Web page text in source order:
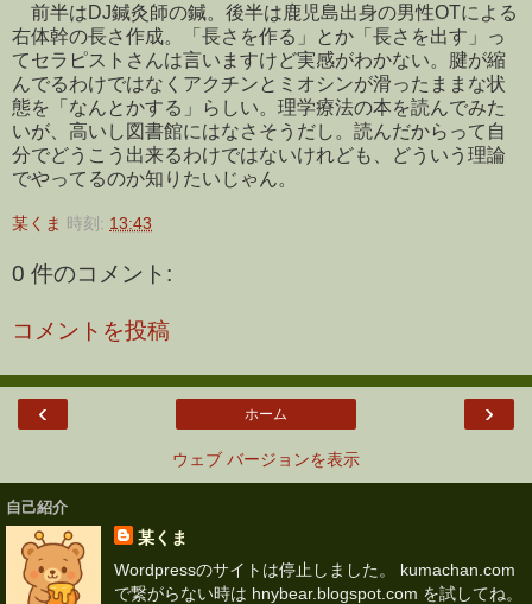
前半はDJ鍼灸師の鍼。後半は鹿児島出身の男性OTによる
右体幹の長さ作成。「長さを作る」とか「長さを出す」っ
てセラピストさんは言いますけど実感がわかない。腱が縮
んでるわけではなくアクチンとミオシンが滑ったままな状
態を「なんとかする」らしい。理学療法の本を読んでみた
いが、高いし図書館にはなさそうだし。読んだからって自
分でどうこう出来るわけではないけれども、どういう理論
でやってるのか知りたいじゃん。
某くま 時刻: 13:43
0 件のコメント:
コメントを投稿
‹ ›
ホーム
ウェブ バージョンを表示
自己紹介
某くま
Wordpressのサイトは停止しました。 kumachan.com
で繋がらない時は hnybear.blogspot.com を試してね。